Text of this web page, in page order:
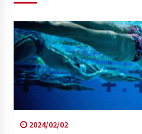
2024/02/02